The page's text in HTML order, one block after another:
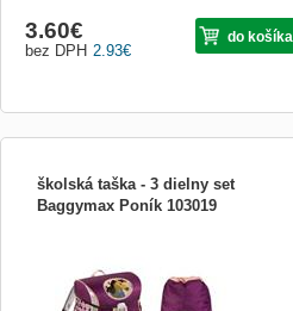
2.93€
bez DPH
3.60€ do košíka
školská taška - 3 dielny set
Baggymax Poník 103019
mäkká polstrovaná chrbtová časť s
vetracími drážkami - nastaviteľné
polstrované popruhy s reflexnou plochou